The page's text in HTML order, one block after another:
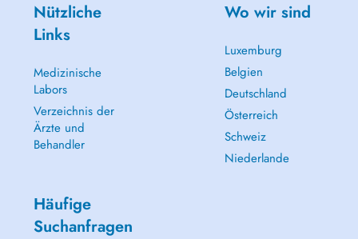
Nützliche
Links
Medizinische
Labors
Verzeichnis der
Ärzte und
Behandler
Wo wir sind
Luxemburg
Belgien
Deutschland
Österreich
Schweiz
Niederlande
Häufige
Suchanfragen